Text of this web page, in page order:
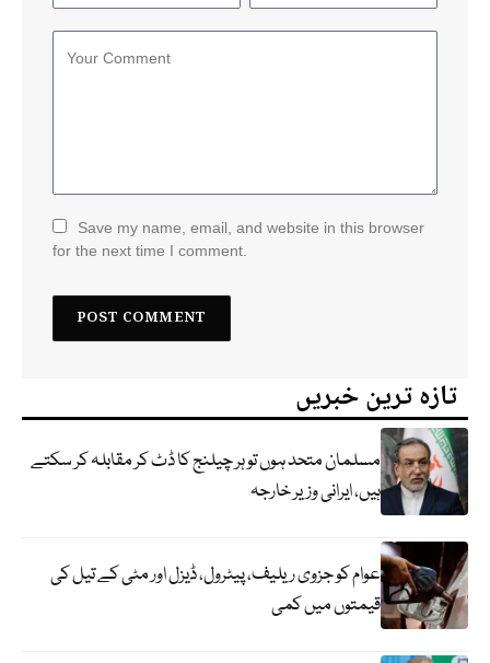
Save my name, email, and website in this browser
for the next time I comment.
تازہ ترین خبریں
مسلمان متحد ہوں تو ہر چیلنج کا ڈٹ کر مقابلہ کر سکتے
ہیں، ایرانی وزیر خارجہ
عوام کو جزوی ریلیف، پیٹرول، ڈیزل اور مٹی کے تیل کی
قیمتوں میں کمی